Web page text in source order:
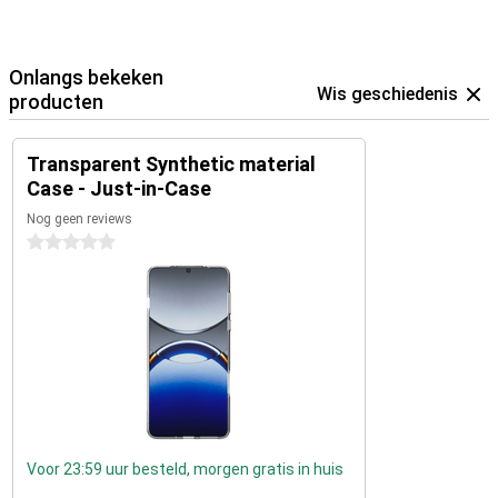
Onlangs bekeken
producten
Wis geschiedenis
Transparent Synthetic material
Case - Just-in-Case
Nog geen reviews
0 sterren
Voor 23:59 uur besteld, morgen gratis in huis